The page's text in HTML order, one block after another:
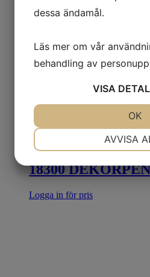
Rea!
18300
Logga in för pris
dessa ändamål.
Läs mer om vår
behandling av
VISA
MARKNADSFÖRING
AVVISA
OK